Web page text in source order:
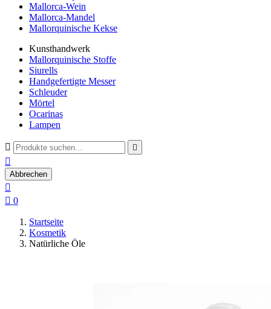
Mallorca-Wein
Mallorca-Mandel
Mallorquinische Kekse
Kunsthandwerk
Mallorquinische Stoffe
Siurells
Handgefertigte Messer
Schleuder
Mörtel
Ocarinas
Lampen
 

Abbrechen

 0
Startseite
Kosmetik
Natürliche Öle